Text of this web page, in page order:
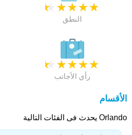
★
★
★
★
★
النطق
★
★
★
★
★
رأي الأجانب
الأقسام
Orlando يحدث فى الفئات التالية